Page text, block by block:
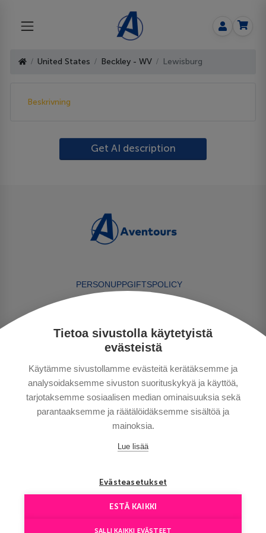
Tietoa sivustolla käytetyistä
evästeistä
Käytämme sivustollamme evästeitä kerätäksemme ja
analysoidaksemme sivuston suorituskykyä ja käyttöä,
tarjotaksemme sosiaalisen median ominaisuuksia sekä
parantaaksemme ja räätälöidäksemme sisältöä ja
mainoksia.
Lue lisää
Evästeasetukset
ESTÄ KAIKKI
SALLI KAIKKI EVÄSTEET
United States Beckley - WV Lewisburg
Beskrivning
Get AI description
PERSONUPPGIFTSPOLICY
BRA ATT VETA